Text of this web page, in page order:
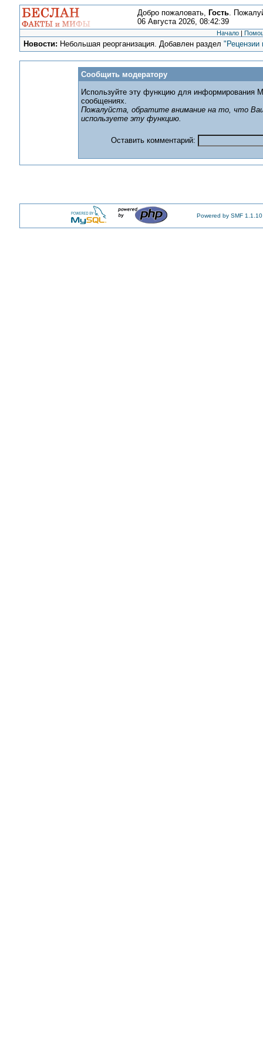
Добро пожаловать, Гость.
06 Августа 2026, 08:42:39
Начало |
Новости: Небольшая реорганизация. Добавлен раздел"Рецензии
Сообщить модератору
Используйте эту функцию для информирования
сообщениях.
Пожалуйста, обратите внимание на то, что
используете эту функцию.
Оставить комментарий:
Powered by SMF 1.1.10